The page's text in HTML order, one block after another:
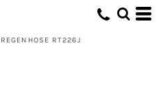
RT226J